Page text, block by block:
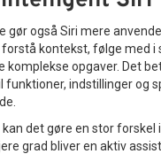
gør også Siri mere
forstå kontekst, følge med i
komplekse opgaver. Det
funktioner, indstillinger og
kan det gøre en stor forskel
grad bliver en aktiv